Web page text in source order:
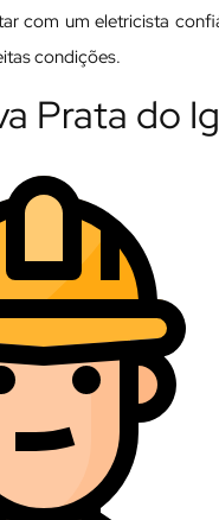
com um eletricista
condições.
Prata do